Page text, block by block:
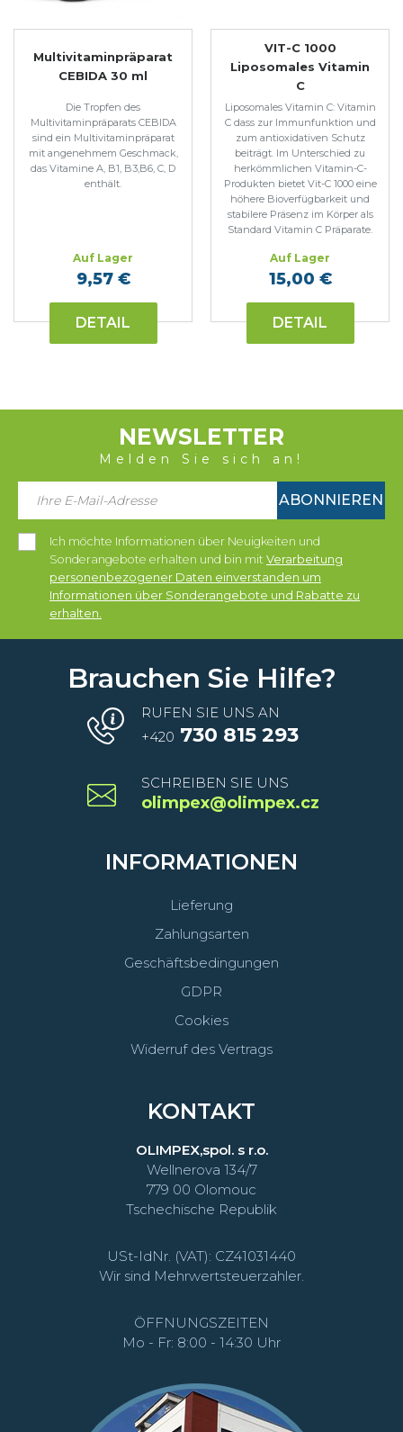
Multivitaminpräparat
CEBIDA 30 ml
Die Tropfen des
Multivitaminpräparats CEBIDA
sind ein Multivitaminpräparat
mit angenehmem Geschmack,
das Vitamine A, B1, B3,B6, C, D
enthält.
Auf Lager
9,57 €
DETAIL
VIT-C 1000
Liposomales Vitamin
C
Liposomales Vitamin C: Vitamin
C dass zur Immunfunktion und
zum antioxidativen Schutz
beiträgt. Im Unterschied zu
herkömmlichen Vitamin-C-
Produkten bietet Vit-C 1000 eine
höhere Bioverfügbarkeit und
stabilere Präsenz im Körper als
Standard Vitamin C Präparate.
Auf Lager
15,00 €
DETAIL
NEWSLETTER
Melden Sie sich an!
ABONNIEREN
Ich möchte Informationen über Neuigkeiten und
Sonderangebote erhalten und bin mit Verarbeitung
personenbezogener Daten einverstanden um
Informationen über Sonderangebote und Rabatte zu
erhalten.
Brauchen Sie Hilfe?
RUFEN SIE UNS AN
+420 730 815 293
SCHREIBEN SIE UNS
olimpex@olimpex.cz
INFORMATIONEN
Lieferung
Zahlungsarten
Geschäftsbedingungen
GDPR
Cookies
Widerruf des Vertrags
KONTAKT
OLIMPEX,spol. s r.o.
Wellnerova 134/7
779 00 Olomouc
Tschechische Republik
USt-IdNr. (VAT): CZ41031440
Wir sind Mehrwertsteuerzahler.
ÖFFNUNGSZEITEN
Mo - Fr: 8:00 - 14:30 Uhr